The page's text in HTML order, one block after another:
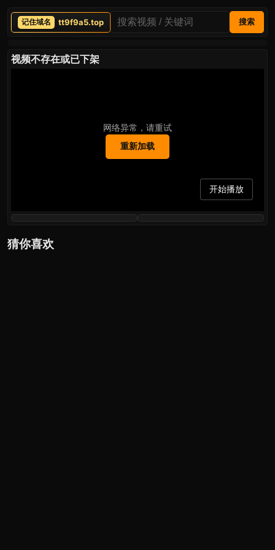
tt9f9a5.top 搜索
视频不存在或已下架
网络异常，请重试
重新加载
开始播放
猜你喜欢